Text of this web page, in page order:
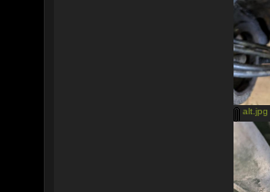
alt.jpg